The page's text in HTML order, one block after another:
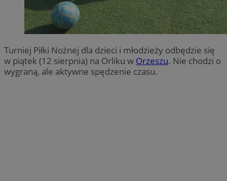
Turniej Piłki Nożnej dla dzieci i młodzieży odbędzie się
w piątek (12 sierpnia) na Orliku w Orzeszu. Nie chodzi o
wygraną, ale aktywne spędzenie czasu.